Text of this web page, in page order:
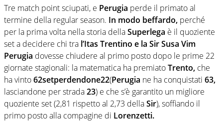
tuttologo di Virgilio Sport. Provate a chiedergli di boxe, di
scherma, di volley o di curling: ve ne farà innamorare
Tre match point sciupati, e Perugia perde il primato al
termine della regular season. In modo beffardo, perché
per la prima volta nella storia dellaSuperlega è il quoziente
set a decidere chi tra l’Itas Trentino e la Sir Susa Vim
Perugia dovesse chiudere al primo posto dopo le prime 22
giornate stagionali: la matematica ha premiatoTrento, che
ha vinto62setperdendone22(Perugia ne ha conquistati 63,
lasciandone per strada23) e che s’è garantito un migliore
quoziente set (2,81 rispetto al 2,73 dellaSir), soffiando il
primo posto alla compagine di Lorenzetti.